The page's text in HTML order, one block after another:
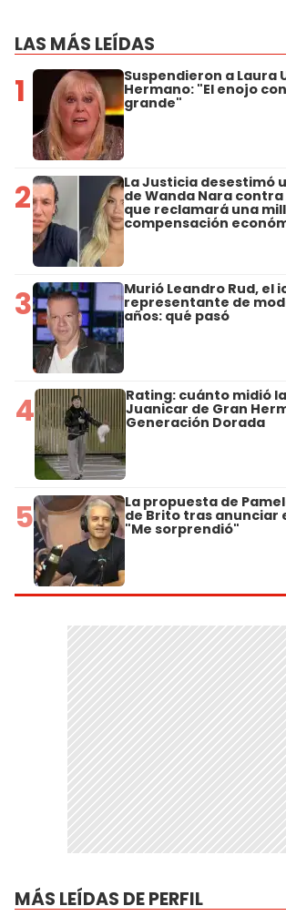
LAS MÁS LEÍDAS
1 Suspendieron a Laura
Hermano: "El enojo
grande"
2 La Justicia desestimó
de Wanda Nara
que reclamará una
compensación
3 Murió Leandro Rud, el
representante de
años: qué pasó
4 Rating: cuánto midió
Juanicar de Gran
Generación Dorada
5 La propuesta de
de Brito tras anunciar
"Me sorprendió"
MÁS LEÍDAS DE PERFIL